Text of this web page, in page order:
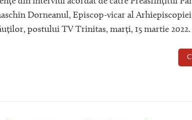
Dorneanul, Episcop-vicar al Arhiepiscopiei
postului TV Trinitas, marți, 15 martie 2022.